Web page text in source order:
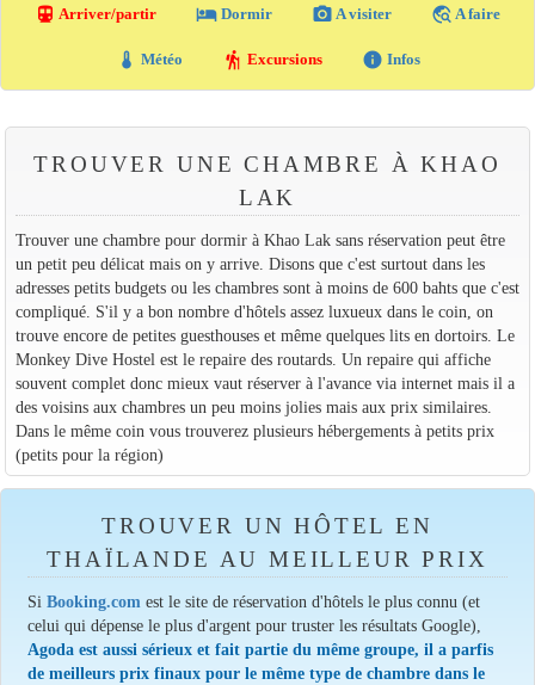
directions_transit Arriver/partir local_hotel Dormir photo_camera A visiter travel_explore A faire
thermostat Météo hiking Excursions info Infos
TROUVER UNE CHAMBRE À KHAO
LAK
Trouver une chambre pour dormir à Khao Lak sans réservation peut être
un petit peu délicat mais on y arrive. Disons que c'est surtout dans les
adresses petits budgets ou les chambres sont à moins de 600 bahts que c'est
compliqué. S'il y a bon nombre d'hôtels assez luxueux dans le coin, on
trouve encore de petites guesthouses et même quelques lits en dortoirs. Le
Monkey Dive Hostel est le repaire des routards. Un repaire qui affiche
souvent complet donc mieux vaut réserver à l'avance via internet mais il a
des voisins aux chambres un peu moins jolies mais aux prix similaires.
Dans le même coin vous trouverez plusieurs hébergements à petits prix
(petits pour la région)
TROUVER UN HÔTEL EN
THAÏLANDE AU MEILLEUR PRIX
SiBooking.com est le site de réservation d'hôtels le plus connu (et
celui qui dépense le plus d'argent pour truster les résultats Google),
Agoda est aussi sérieux et fait partie du même groupe, il a parfis
de meilleurs prix finaux pour le même type de chambre dans le